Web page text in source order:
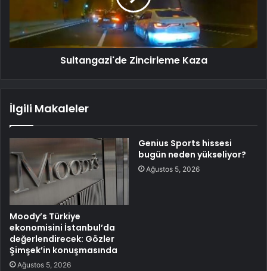
Sultangazi'de Zincirleme Kaza
İlgili Makaleler
Moody’s Türkiye
ekonomisini İstanbul’da
değerlendirecek: Gözler
Şimşek’in konuşmasında
Ağustos 5, 2026
Genius Sports hissesi
bugün neden yükseliyor?
Ağustos 5, 2026